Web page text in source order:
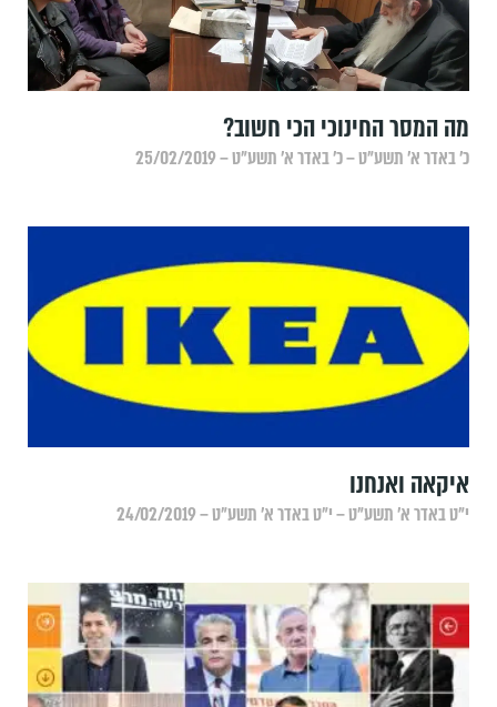
מה המסר החינוכי הכי חשוב?
כ׳ באדר א׳ תשע״ט – כ׳ באדר א׳ תשע״ט – 25/02/2019
איקאה ואנחנו
י״ט באדר א׳ תשע״ט – י״ט באדר א׳ תשע״ט – 24/02/2019